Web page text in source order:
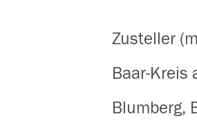
Zusteller
Baar-Kreis
Blumberg,